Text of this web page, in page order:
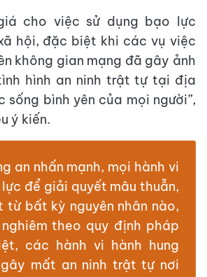
cho việc sử dụng bạo lực
hội, đặc biệt khi các vụ việc
không gian mạng đã gây ảnh
hình an ninh trật tự tại địa
sống bình yên của mọi người”,
ý kiến.
an nhấn mạnh, mọi hành vi
để giải quyết mâu thuẫn,
từ bất kỳ nguyên nhân nào,
theo quy định pháp
các hành vi hành hung
mất an ninh trật tự nơi